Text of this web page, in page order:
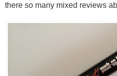
there so many mixed reviews